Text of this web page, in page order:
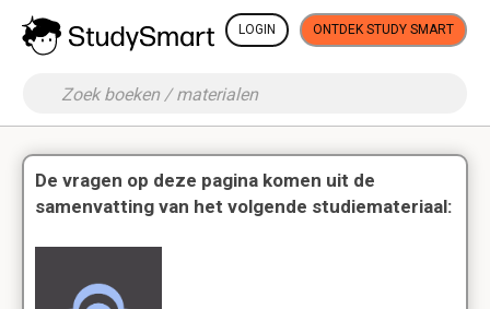
LOGIN ONTDEK STUDY SMART
De vragen op deze pagina komen uit de
samenvatting van het volgende studiemateriaal: